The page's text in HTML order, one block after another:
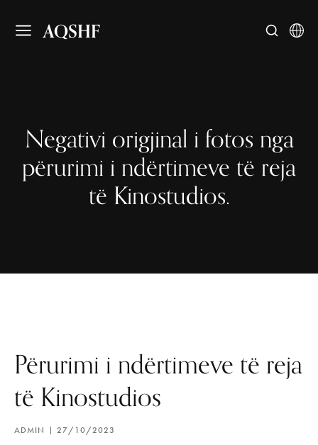
AQSHF
Negativi origjinal i fotos nga
përurimi i ndërtimeve të reja
të Kinostudios.
Përurimi i ndërtimeve të reja
të Kinostudios
ADMIN 27/10/2023